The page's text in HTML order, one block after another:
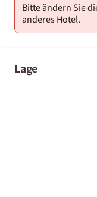
Bitte ändern Sie
anderes Hotel.
Lage